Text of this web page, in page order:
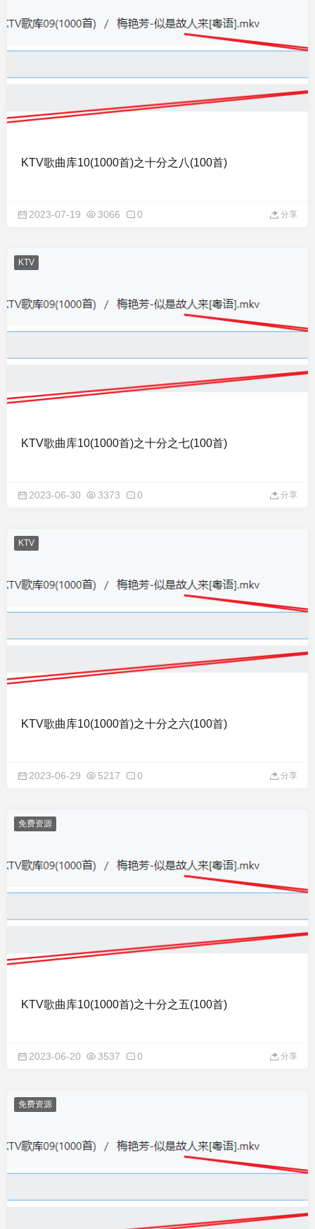
KTV歌曲库10(1000首)之十分之八(100首)
2023-07-19 3066 0 分享
KTV
KTV歌曲库10(1000首)之十分之七(100首)
2023-06-30 3373 0 分享
KTV
KTV歌曲库10(1000首)之十分之六(100首)
2023-06-29 5217 0 分享
免费资源
KTV歌曲库10(1000首)之十分之五(100首)
2023-06-20 3537 0 分享
免费资源